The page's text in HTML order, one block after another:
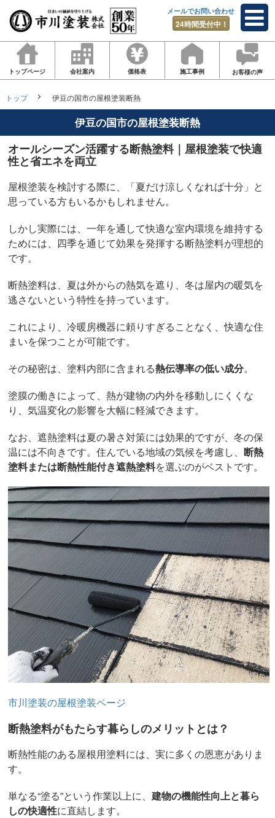
メールでお問い合わせ
24時間受付中！
トップページ 会社案内 価格表 施工事例 お客様の声
トップ 伊豆の国市の屋根塗装断熱
伊豆の国市の屋根塗装断熱
オールシーズン活躍する断熱塗料｜屋根塗装で快適
性と省エネを両立
屋根塗装を検討する際に、「夏だけ涼しくなれば十分」と
思っている方もいるかもしれません。
しかし実際には、一年を通して快適な室内環境を維持する
ためには、四季を通じて効果を発揮する断熱塗料が理想的
です。
断熱塗料は、夏は外からの熱気を遮り、冬は屋内の暖気を
逃さないという特性を持っています。
これにより、冷暖房機器に頼りすぎることなく、快適な住
まいを保つことが可能です。
その秘密は、塗料内部に含まれる熱伝導率の低い成分。
塗膜の働きによって、熱が建物の内外を移動しにくくな
り、気温変化の影響を大幅に軽減できます。
なお、遮熱塗料は夏の暑さ対策には効果的ですが、冬の保
温には不向きです。住んでいる地域の気候を考慮し、断熱
塗料または断熱性能付き遮熱塗料を選ぶのがベストです。
市川塗装の屋根塗装ページ
断熱塗料がもたらす暮らしのメリットとは？
断熱性能のある屋根用塗料には、実に多くの恩恵がありま
す。
単なる“塗る”という作業以上に、建物の機能性向上と暮ら
しの快適性に直結します。